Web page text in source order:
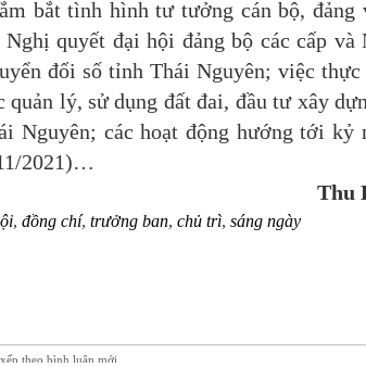
bắt tình hình tư tưởng cán bộ, đảng
quyết đại hội đảng bộ các cấp và
đổi số tỉnh Thái Nguyên; việc thực
lý, sử dụng đất đai, đầu tư xây
Nguyên; các hoạt động hướng tới kỷ
2021)…
Thu
, đồng chí, trưởng ban, chủ trì, sáng ngày